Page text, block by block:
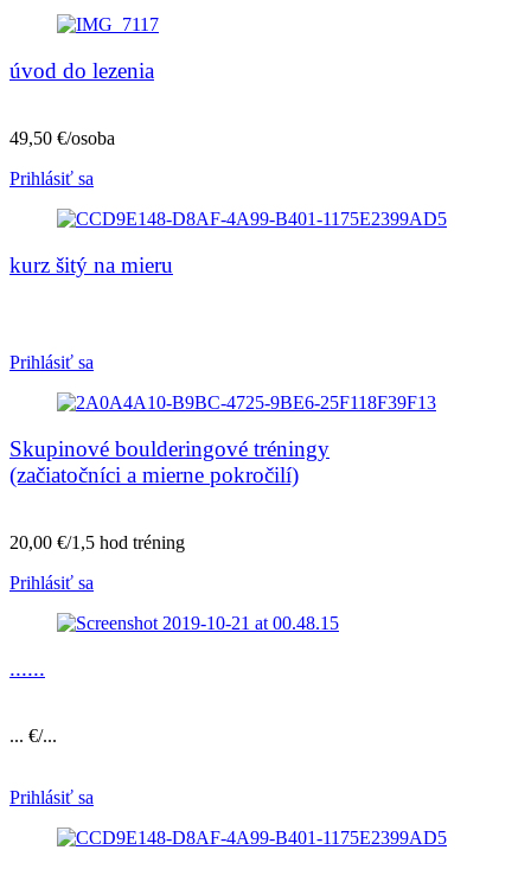
úvod do lezenia
49,50 €/osoba
Prihlásiť sa
kurz šitý na mieru
Prihlásiť sa
Skupinové boulderingové tréningy
(začiatočníci a mierne pokročilí)
20,00 €/1,5 hod tréning
Prihlásiť sa
......
... €/...
Prihlásiť sa